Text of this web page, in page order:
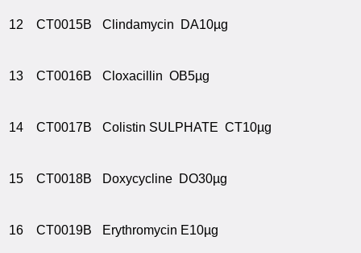
12 CT0015B Clindamycin DA10µg
13 CT0016B Cloxacillin OB5µg
14 CT0017B Colistin SULPHATE CT10µg
15 CT0018B Doxycycline DO30µg
16 CT0019B Erythromycin E10µg